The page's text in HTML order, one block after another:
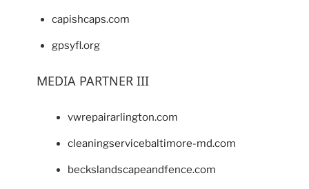
capishcaps.com
gpsyfl.org
MEDIA PARTNER III
vwrepairarlington.com
cleaningservicebaltimore-md.com
beckslandscapeandfence.com